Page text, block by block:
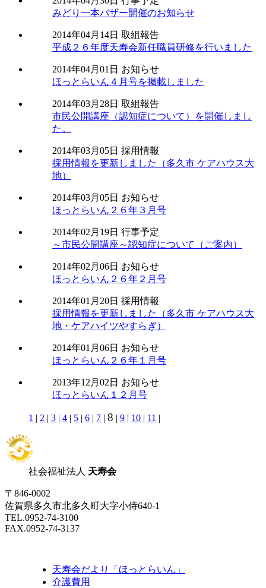
みどり一本バザー開催のお知らせ
2014年04月14日 取組報告
平成２６年度天寿会新任職員研修を行いました
2014年04月01日 お知らせ
ほっとらいん４月号を掲載しました
2014年03月28日 取組報告
市民公開講座（認知症について）を開催しまし
た。
2014年03月05日 採用情報
採用情報を更新しました（多久市 ケアハウス大
地）
2014年03月05日 お知らせ
ほっとらいん２６年３月号
2014年02月19日 行事予定
～市民公開講座～認知症について（ご案内）
2014年02月06日 お知らせ
ほっとらいん２６年２月号
2014年01月20日 採用情報
採用情報を更新しました（多久市 ケアハウス大
地・ケアハイツやすらぎ）
2014年01月06日 お知らせ
ほっとらいん２６年１月号
2013年12月02日 お知らせ
ほっとらいん１２月号
1 | 2 | 3 | 4 | 5 | 6 | 7 | 8 | 9 | 10 | 11 |
社会福祉法人 天寿会
〒846-0002
佐賀県多久市北多久町大字小侍640-1
TEL.0952-74-3100
FAX.0952-74-3137
天寿会だより「ほっとらいん」
介護費用